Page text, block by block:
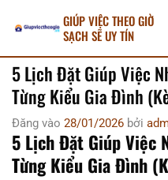
qua
dung
GIÚP VIỆC THEO GIỜ
SẠCH SẼ UY TÍN
5 Lịch Đặt Giúp Việc
Từng Kiểu Gia Đình
Đăng vào 28/01/2026 bởi
5 Lịch Đặt Giúp Việc
Từng Kiểu Gia Đình